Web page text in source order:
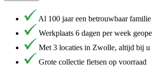
Al 100 jaar een betrouwbaar
Werkplaats 6 dagen per week
Met 3 locaties in Zwolle, altijd bij u
Grote collectie fietsen op voorraad